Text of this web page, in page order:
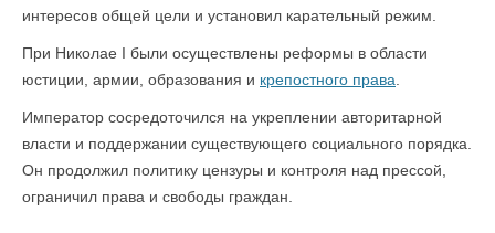
интересов общей цели и установил карательный режим.
При Николае I были осуществлены реформы в области
юстиции, армии, образования и крепостного права
Император сосредоточился на укреплении авторитарной
власти и поддержании существующего социального порядка.
Он продолжил политику цензуры и контроля над прессой,
ограничил права и свободы граждан.